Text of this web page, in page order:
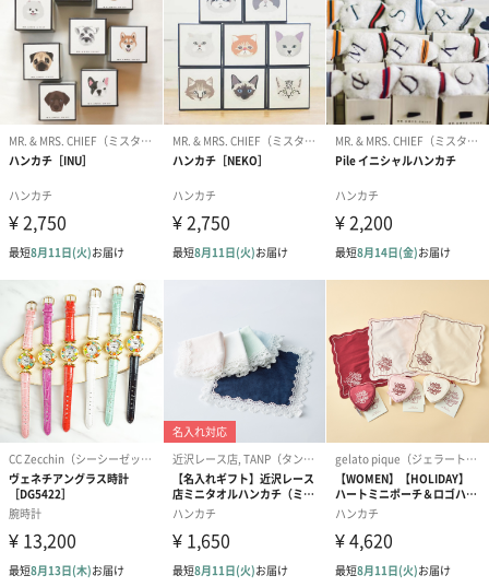
シーズンブーケ（ひま
わり）（1,880円）
ブーケ（ホワイトグリ
ーン）（1,650円）
ブーケ（ピン
（1,650円）
ドライフラワー・プリザーブドフラワー
梱します。
一部花材が写真と異なる場合がございます。予めご了承くださ
い。パッケージに入れてお届けします。
プリザーブドフラワー
ブーケ（ピンク）
プリザーブドフラワー
ブーケ（ブルー）
アミュレット
ク）（1,500円